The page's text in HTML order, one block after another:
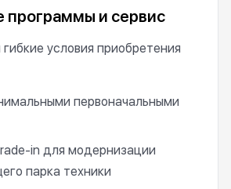
программы и сервис
условия приобретения
первоначальными
in для модернизации
парка техники